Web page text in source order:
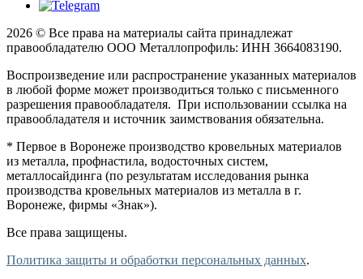
2026 © Все права на материалы сайта принадлежат
правообладателю ООО Металлопрофиль: ИНН 3664083190.
Воспроизведение или распространение указанных материалов
в любой форме может производиться только с письменного
разрешения правообладателя. При использовании ссылка на
правообладателя и источник заимствования обязательна.
* Первое в Воронеже производство кровельных материалов
из металла, профнастила, водосточных систем,
металлосайдинга (по результатам исследования рынка
производства кровельных материалов из металла в г.
Воронеже, фирмы «Знак»).
Все права защищены.
Политика защиты и обработки персональных данных.